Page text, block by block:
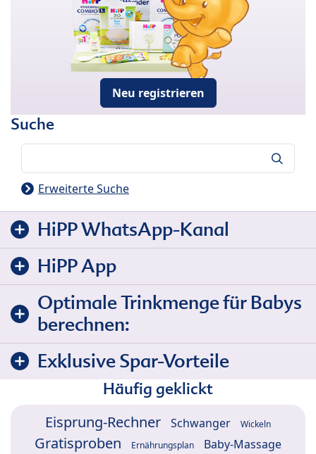
Neu registrieren
Suche
Erweiterte Suche
HiPP WhatsApp-Kanal
HiPP App
Optimale Trinkmenge für Babys
berechnen:
Exklusive Spar-Vorteile
Häufig geklickt
Eisprung-Rechner Schwanger Wickeln
Gratisproben Ernährungsplan Baby-Massage